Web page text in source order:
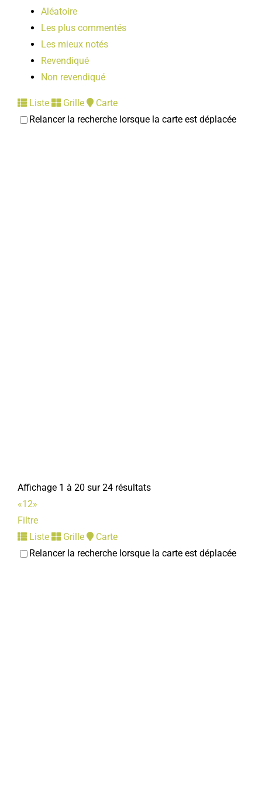
Aléatoire
Les plus commentés
Les mieux notés
Revendiqué
Non revendiqué
Liste Grille
Carte
Relancer la recherche lorsque la carte est déplacée
Affichage 1 à 20 sur 24 résultats
«12»
Filtre
Liste
Grille
Carte
Relancer la recherche lorsque la carte est déplacée